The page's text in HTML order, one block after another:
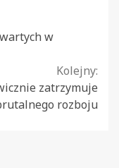
w
Kolejny:
zatrzymuje
rozboju